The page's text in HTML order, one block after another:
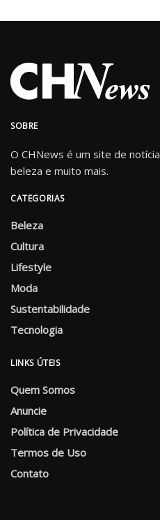
SOBRE
O CHNews é um site de
beleza e muito mais.
CATEGORIAS
Beleza
Cultura
Lifestyle
Moda
Sustentabilidade
Tecnologia
LINKS ÚTEIS
Quem Somos
Anuncie
Política de Privacidade
Termos de Uso
Contato